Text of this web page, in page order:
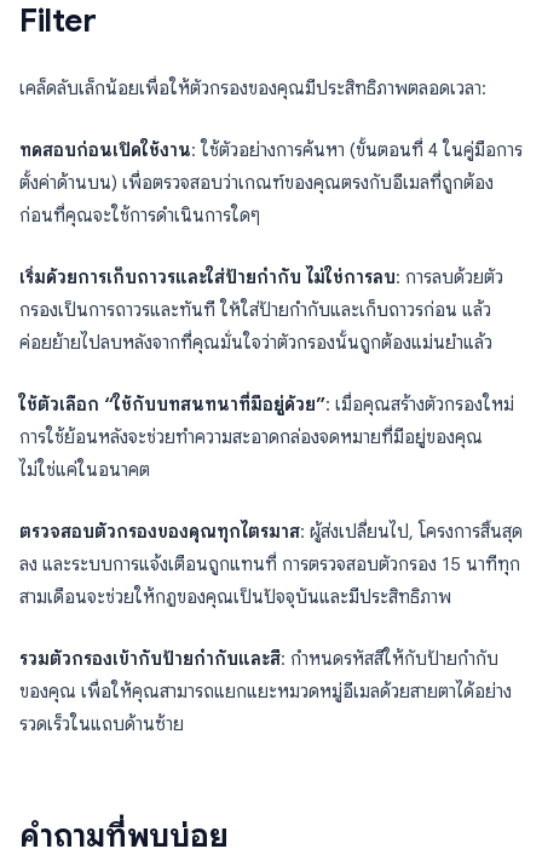
Filter
เคล็ดลับเล็กน้อยเพื่อให้ตัวกรองของคุณมีประสิทธิภาพตลอดเวลา:
ทดสอบก่อนเปิดใช้งาน: ใช้ตัวอย่างการค้นหา (ขั้นตอนที่ 4 ในคู่มือการ
ตั้งค่าด้านบน) เพื่อตรวจสอบว่าเกณฑ์ของคุณตรงกับอีเมลที่ถูกต้อง
ก่อนที่คุณจะใช้การดำเนินการใดๆ
เริ่มด้วยการเก็บถาวรและใส่ป้ายกำกับ ไม่ใช่การลบ: การลบด้วยตัว
กรองเป็นการถาวรและทันที ให้ใส่ป้ายกำกับและเก็บถาวรก่อน แล้ว
ค่อยย้ายไปลบหลังจากที่คุณมั่นใจว่าตัวกรองนั้นถูกต้องแม่นยำแล้ว
ใช้ตัวเลือก “ใช้กับบทสนทนาที่มีอยู่ด้วย”: เมื่อคุณสร้างตัวกรองใหม่
การใช้ย้อนหลังจะช่วยทำความสะอาดกล่องจดหมายที่มีอยู่ของคุณ
ไม่ใช่แค่ในอนาคต
ตรวจสอบตัวกรองของคุณทุกไตรมาส: ผู้ส่งเปลี่ยนไป, โครงการสิ้นสุด
ลง และระบบการแจ้งเตือนถูกแทนที่ การตรวจสอบตัวกรอง 15 นาทีทุก
สามเดือนจะช่วยให้กฎของคุณเป็นปัจจุบันและมีประสิทธิภาพ
รวมตัวกรองเข้ากับป้ายกำกับและสี: กำหนดรหัสสีให้กับป้ายกำกับ
ของคุณ เพื่อให้คุณสามารถแยกแยะหมวดหมู่อีเมลด้วยสายตาได้อย่าง
รวดเร็วในแถบด้านซ้าย
คำถามที่พบบ่อย